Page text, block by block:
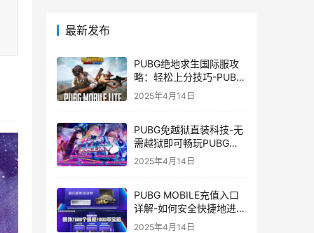
最新发布
PUBG绝地求生国际服攻
略：轻松上分技巧-PUBG
绝地求生国际服新手入门
2025年4月14日
PUBG免越狱直装科技-无
需越狱即可畅玩PUBG的
安装技巧
2025年4月14日
PUBG MOBILE充值入口
详解-如何安全快捷地进行
PUBG MOBILE充值
2025年4月14日